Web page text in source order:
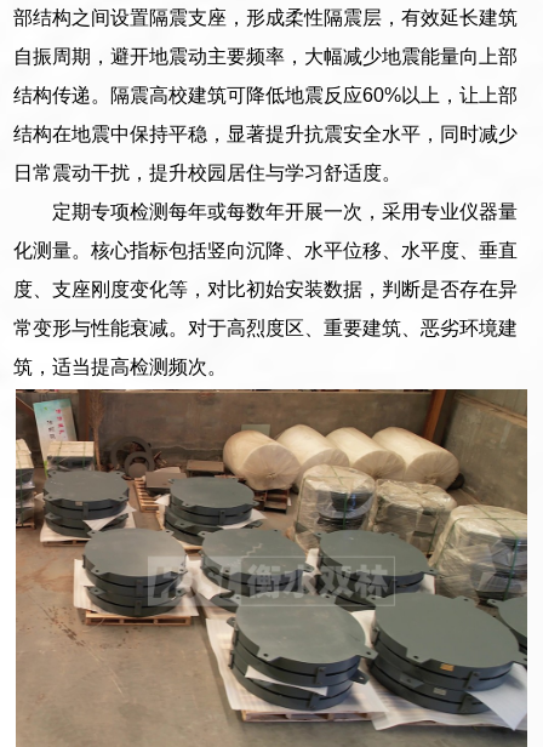
部结构之间设置隔震支座，形成柔性隔震层，有效延长建筑
自振周期，避开地震动主要频率，大幅减少地震能量向上部
结构传递。隔震高校建筑可降低地震反应60%以上，让上部
结构在地震中保持平稳，显著提升抗震安全水平，同时减少
日常震动干扰，提升校园居住与学习舒适度。
定期专项检测每年或每数年开展一次，采用专业仪器量
化测量。核心指标包括竖向沉降、水平位移、水平度、垂直
度、支座刚度变化等，对比初始安装数据，判断是否存在异
常变形与性能衰减。对于高烈度区、重要建筑、恶劣环境建
筑，适当提高检测频次。